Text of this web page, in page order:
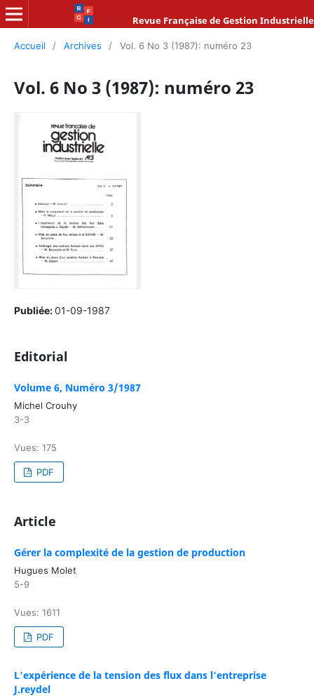
Revue Française de Gestion Industrielle
Accueil / Archives / Vol. 6 No 3 (1987): numéro 23
Vol. 6 No 3 (1987): numéro 23
Publiée:01-09-1987
Editorial
Volume 6, Numéro 3/1987
Michel Crouhy
3-3
Vues: 175
PDF
Article
Gérer la complexité de la gestion de production
Hugues Molet
5-9
Vues: 1611
PDF
L'expérience de la tension des flux dans l'entreprise
J.reydel